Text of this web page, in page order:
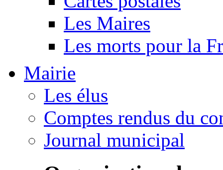
Les Maires
Les morts pour la
Mairie
Les élus
Comptes rendus du
Journal municipal